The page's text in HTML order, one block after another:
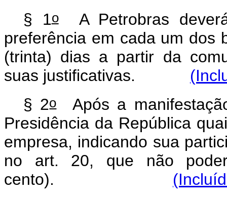
§ 1oA Petrobras
preferência em cada um dos
(trinta) dias a partir da
suas justificativas.
§ 2oApós a
Presidência da República
empresa, indicando sua
no art. 20, que não
cento).